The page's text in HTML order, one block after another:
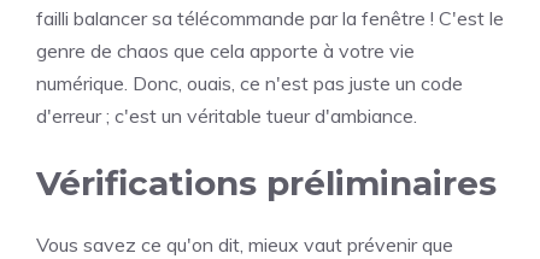
failli balancer sa télécommande par la fenêtre ! C'est le
genre de chaos que cela apporte à votre vie
numérique. Donc, ouais, ce n'est pas juste un code
d'erreur ; c'est un véritable tueur d'ambiance.
Vérifications préliminaires
Vous savez ce qu'on dit, mieux vaut prévenir que